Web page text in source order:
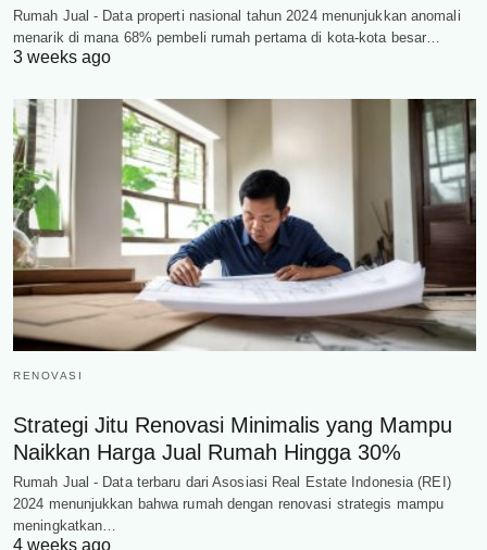
Rumah Jual - Data properti nasional tahun 2024 menunjukkan anomali
menarik di mana 68% pembeli rumah pertama di kota-kota besar…
3 weeks ago
RENOVASI
Strategi Jitu Renovasi Minimalis yang Mampu
Naikkan Harga Jual Rumah Hingga 30%
Rumah Jual - Data terbaru dari Asosiasi Real Estate Indonesia (REI)
2024 menunjukkan bahwa rumah dengan renovasi strategis mampu
meningkatkan…
4 weeks ago